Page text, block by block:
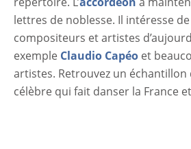
lettres de noblesse. Il intéresse
compositeurs et artistes
exemple Claudio Capéo et
artistes. Retrouvez un échantillon
célèbre qui fait danser la France